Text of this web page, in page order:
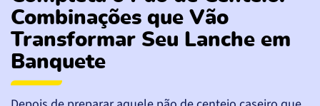
Combinações que Vão
Transformar Seu Lanche em
Banquete